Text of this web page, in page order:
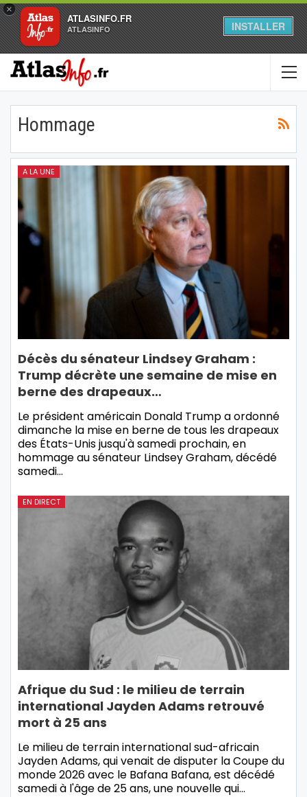
×
ATLASINFO.FR
ATLASINFO INSTALLER
Hommage
A LA UNE
Décès du sénateur Lindsey Graham :
Trump décrète une semaine de mise en
berne des drapeaux…
Le président américain Donald Trump a ordonné
dimanche la mise en berne de tous les drapeaux
des États-Unis jusqu'à samedi prochain, en
hommage au sénateur Lindsey Graham, décédé
samedi…
EN DIRECT
Afrique du Sud : le milieu de terrain
international Jayden Adams retrouvé
mort à 25 ans
Le milieu de terrain international sud-africain
Jayden Adams, qui venait de disputer la Coupe du
monde 2026 avec le Bafana Bafana, est décédé
samedi à l'âge de 25 ans, une nouvelle qui…